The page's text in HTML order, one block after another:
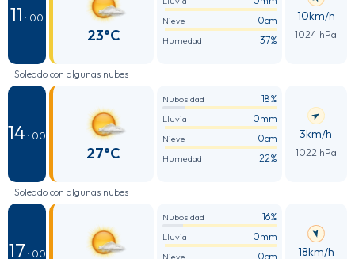
11 : 00
23°C
Nieve 0cm
Humedad 37%
10km/h
1024 hPa
Soleado con algunas nubes
14 : 00
27°C
Nubosidad 18%
Lluvia 0mm
Nieve 0cm
Humedad 22%
3km/h
1022 hPa
Soleado con algunas nubes
17 : 00
Nubosidad 16%
Lluvia 0mm
Nieve 0cm 18km/h